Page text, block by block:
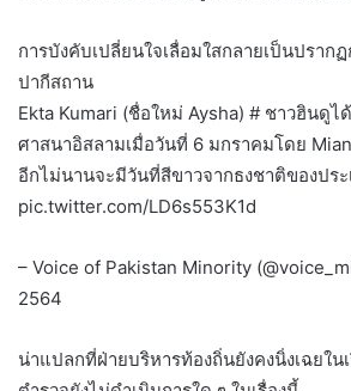
การบังคับเปลี่ยนใจเลื่อมใสกลายเป็นปราก
ปากีสถาน
Ekta Kumari (ชื่อใหม่ Aysha) # ชาวฮินดูไ
ศาสนาอิสลามเมื่อวันที่ 6 มกราคมโดย
อีกไม่นานจะมีวันที่สีขาวจากธงชาติของประ
pic.twitter.com/LD6s553K1d
– Voice of Pakistan Minority
2564
น่าแปลกที่ฝ่ายบริหารท้องถิ่นยังคงนิ่งเฉยใ